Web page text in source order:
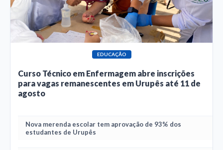
EDUCAÇÃO
Curso Técnico em Enfermagem abre inscrições
para vagas remanescentes em Urupês até 11 de
agosto
Nova merenda escolar tem aprovação de 93% dos
estudantes de Urupês